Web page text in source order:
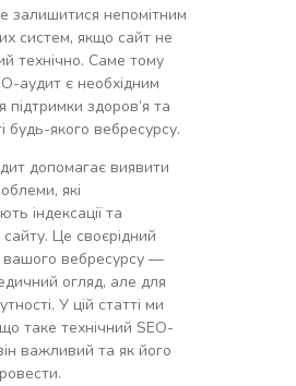
залишитися непомітним
систем, якщо сайт не
технічно. Саме тому
аудит є необхідним
підтримки здоров’я та
будь-якого вебресурсу.
допомагає виявити
які
індексації та
Це своєрідний
вашого вебресурсу —
огляд, але для
У цій статті ми
таке технічний SEO-
важливий та як його